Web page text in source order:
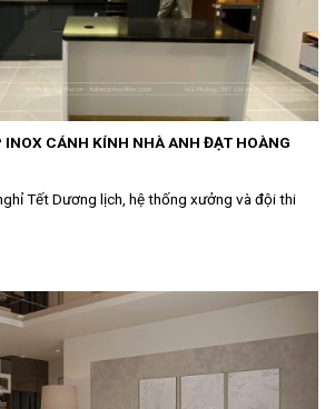
INOX CÁNH KÍNH NHÀ ANH ĐẠT HOÀNG
Tết Dương lịch, hệ thống xưởng và đội thi